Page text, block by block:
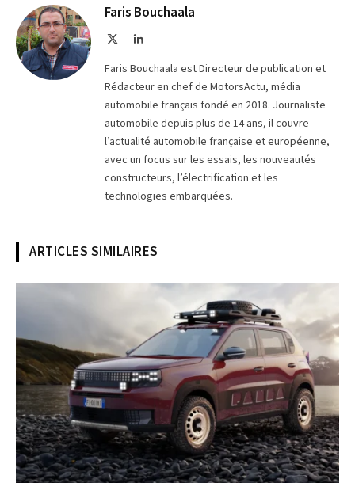
Telegram
Faris Bouchaala
LinkedIn
Faris Bouchaala est Directeur de publication et
Rédacteur en chef de MotorsActu, média
automobile français fondé en 2018. Journaliste
automobile depuis plus de 14 ans, il couvre
l’actualité automobile française et européenne,
avec un focus sur les essais, les nouveautés
constructeurs, l’électrification et les
technologies embarquées.
ARTICLES SIMILAIRES